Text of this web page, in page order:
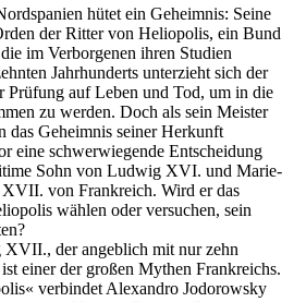
hütet ein Geheimnis: Seine
der Ritter von Heliopolis, ein Bund
im Verborgenen ihren Studien
Jahrhunderts unterzieht sich der
Prüfung auf Leben und Tod, um in die
zu werden. Doch als sein Meister
das Geheimnis seiner Herkunft
eine schwerwiegende Entscheidung
Sohn von Ludwig XVI. und Marie-
von Frankreich. Wird er das
wählen oder versuchen, sein
der angeblich mit nur zehn
einer der großen Mythen Frankreichs.
verbindet Alexandro Jodorowsky